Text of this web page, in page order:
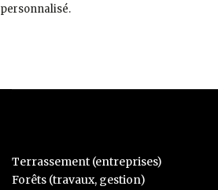
personnalisé.
Terrassement (entreprises)
Forêts (travaux, gestion)